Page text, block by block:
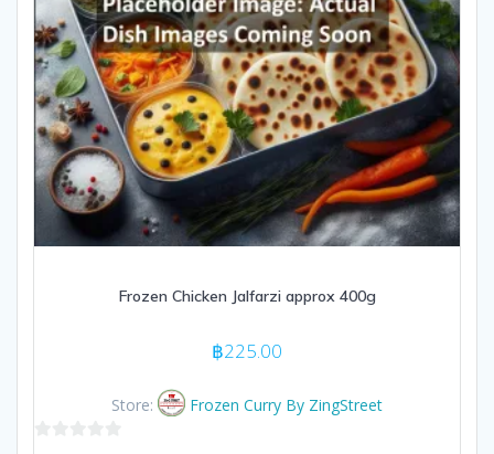
Frozen Chicken Jalfarzi approx 400g
฿225.00
Store: Frozen Curry By ZingStreet